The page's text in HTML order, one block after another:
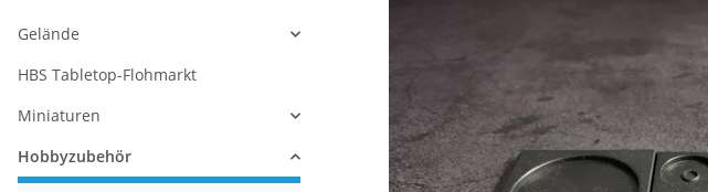
Gelände
HBS Tabletop-Flohmarkt
Miniaturen
Hobbyzubehör